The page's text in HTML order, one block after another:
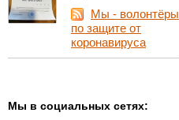
Мы - волонтёры
по защите от
коронавируса
Мы в социальных сетях: